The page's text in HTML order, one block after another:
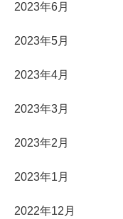
2023年6月
2023年5月
2023年4月
2023年3月
2023年2月
2023年1月
2022年12月